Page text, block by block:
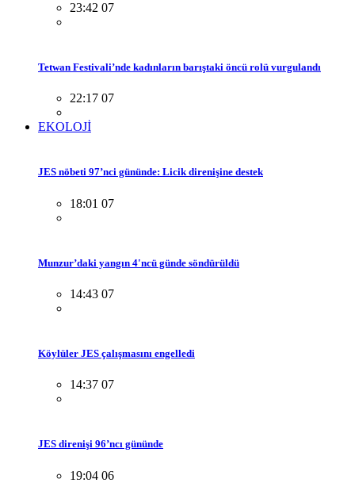
23:42 07
Tetwan Festivali’nde kadınların barıştaki öncü rolü vurgulandı
22:17 07
EKOLOJİ
JES nöbeti 97’nci gününde: Licik direnişine destek
18:01 07
Munzur’daki yangın 4'ncü günde söndürüldü
14:43 07
Köylüler JES çalışmasını engelledi
14:37 07
JES direnişi 96’ncı gününde
19:04 06